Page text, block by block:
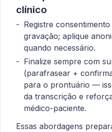
clínico
Registre
gravação; aplique
quando necessário.
Finalize sempre com
(parafrasear +
para o prontuário —
da transcrição e
médico-paciente.
Essas abordagens